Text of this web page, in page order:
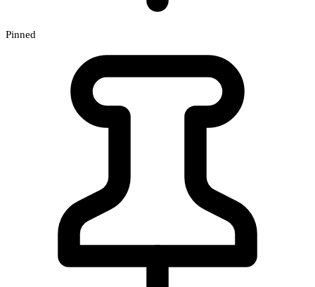
Pinned